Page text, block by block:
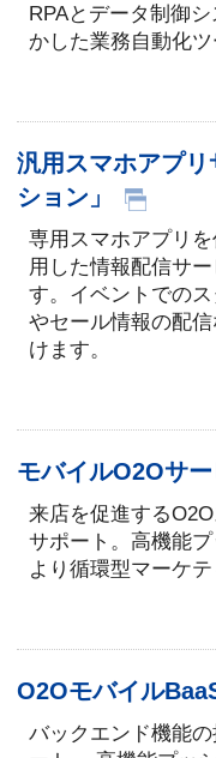
RPAとデータ制御
かした業務自動化ツ
汎用スマホアプ
ション」
専用スマホアプリ
用した情報配信サ
す。イベントでの
やセール情報の配
けます。
モバイルO2Oサ
来店を促進する
サポート。高機能
より循環型マーケ
O2Oモバイル
バックエンド機能